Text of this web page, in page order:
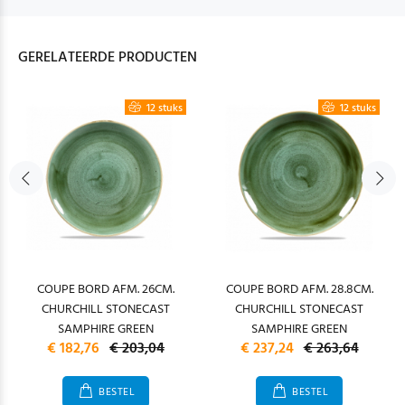
GERELATEERDE PRODUCTEN
12 stuks
COUPE BORD AFM. 26CM.
CHURCHILL STONECAST
SAMPHIRE GREEN
€ 182,76 € 203,04
BESTEL
12 stuks
COUPE BORD AFM. 28.8CM.
CHURCHILL STONECAST
SAMPHIRE GREEN
€ 237,24 € 263,64
BESTEL